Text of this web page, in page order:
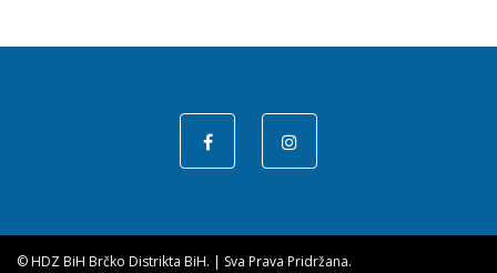
© HDZ BiH Brčko Distrikta BiH. | Sva Prava Pridržana.